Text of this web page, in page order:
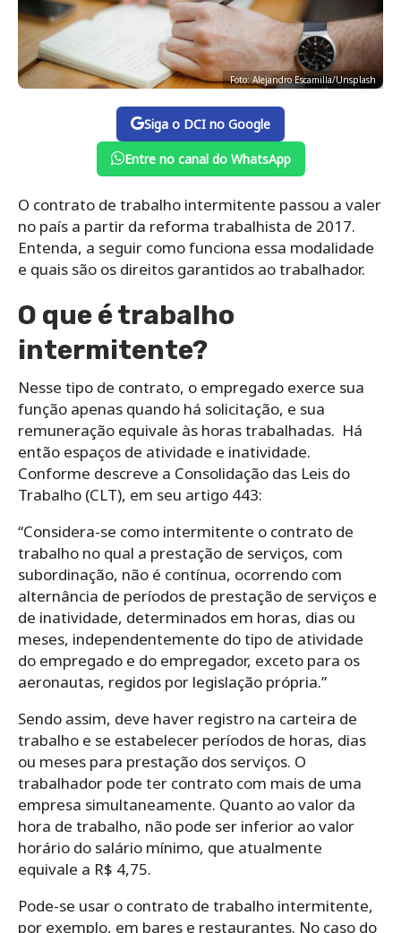
Foto: Alejandro Escamilla/Unsplash
Siga o DCI no Google
Entre no canal do WhatsApp
O contrato de trabalho intermitente passou a valer
no país a partir da reforma trabalhista de 2017.
Entenda, a seguir como funciona essa modalidade
e quais são os direitos garantidos ao trabalhador.
O que é trabalho
intermitente?
Nesse tipo de contrato, o empregado exerce sua
função apenas quando há solicitação, e sua
remuneração equivale às horas trabalhadas. Há
então espaços de atividade e inatividade.
Conforme descreve a Consolidação das Leis do
Trabalho (CLT), em seu artigo 443:
“Considera-se como intermitente o contrato de
trabalho no qual a prestação de serviços, com
subordinação, não é contínua, ocorrendo com
alternância de períodos de prestação de serviços e
de inatividade, determinados em horas, dias ou
meses, independentemente do tipo de atividade
do empregado e do empregador, exceto para os
aeronautas, regidos por legislação própria.”
Sendo assim, deve haver registro na carteira de
trabalho e se estabelecer períodos de horas, dias
ou meses para prestação dos serviços. O
trabalhador pode ter contrato com mais de uma
empresa simultaneamente. Quanto ao valor da
hora de trabalho, não pode ser inferior ao valor
horário do salário mínimo, que atualmente
equivale a R$ 4,75.
Pode-se usar o contrato de trabalho intermitente,
por exemplo, em bares e restaurantes. No caso do